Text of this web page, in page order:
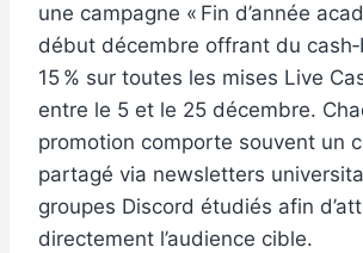
une campagne « Fin d’année
début décembre offrant du
15 % sur toutes les mises Live
entre le 5 et le 25 décembre.
promotion comporte souvent un
partagé via newsletters
groupes Discord étudiés afin
directement l’audience cible.